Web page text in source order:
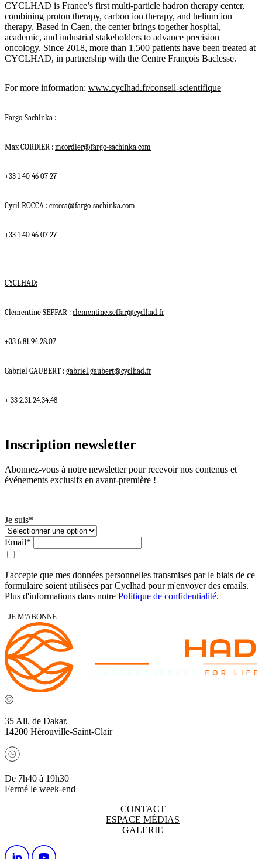
CYCLHAD is France’s first multi-particle hadron therapy center,
combining proton therapy, carbon ion therapy, and helium ion
therapy. Based in Caen, the center brings together hospital,
academic, and industrial stakeholders to advance precision
oncology. Since 2018, more than 1,500 patients have been treated at
CYCLHAD, in partnership with the Centre François Baclesse.
For more information: www.cyclhad.fr/conseil-scientifique
Fargo-Sachinka :
Max CORDIER : mcordier@fargo-sachinka.com
+33 1 40 46 07 27
Cyril ROCCA : crocca@fargo-sachinka.com
+33 1 40 46 07 27
CYCLHAD:
Clémentine SEFFAR : clementine.seffar@cyclhad.fr
+33 6.81.94.28.07
Gabriel GAUBERT : gabriel.gaubert@cyclhad.fr
+ 33 2.31.24.34.48
Inscription newsletter
Abonnez-vous à notre newsletter pour recevoir nos contenus et
événements exclusifs en avant-première !
Je suis*
Email*
J'accepte que mes données personnelles transmises par le biais de ce
formulaire soient utilisées par Cyclhad pour m'envoyer des emails.
Plus d'informations dans notre Politique de confidentialité.
JE M'ABONNE
35 All. de Dakar,
14200 Hérouville-Saint-Clair
De 7h40 à 19h30
Fermé le week-end
CONTACT
ESPACE MÉDIAS
GALERIE